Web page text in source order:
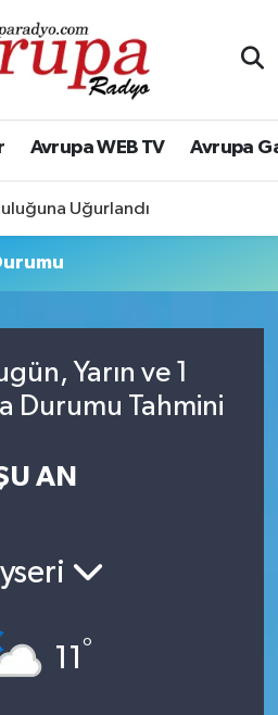
Avrupa WEB TV Avrupa
Uğurlandı
Yarın ve 1
Durumu Tahmini
AN
11°